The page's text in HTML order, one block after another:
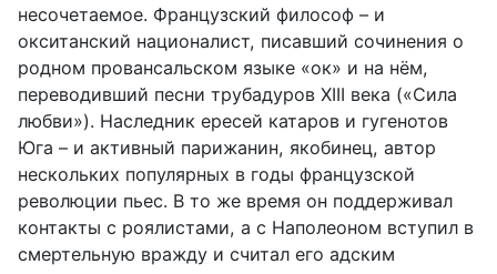
несочетаемое. Французский философ – и
окситанский националист, писавший сочинения о
родном провансальском языке «ок» и на нём,
переводивший песни трубадуров XIII века («Сила
любви»). Наследник ересей катаров и гугенотов
Юга – и активный парижанин, якобинец, автор
нескольких популярных в годы французской
революции пьес. В то же время он поддерживал
контакты с роялистами, а с Наполеоном вступил в
смертельную вражду и считал его адским